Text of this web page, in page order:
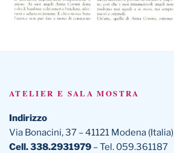
ATELIER E SALA MOSTRA
Indirizzo
Via Bonacini, 37 – 41121 Modena (Italia)
Cell. 338.2931979 – Tel. 059.361187